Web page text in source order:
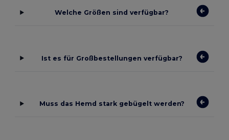
Welche Größen sind verfügbar?
Ist es für Großbestellungen verfügbar?
Muss das Hemd stark gebügelt werden?